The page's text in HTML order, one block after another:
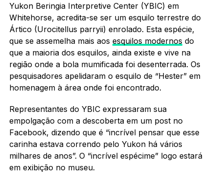
Yukon Beringia Interpretive Center (YBIC) em
Whitehorse, acredita-se ser um esquilo terrestre do
Ártico (Urocitellus parryii) enrolado. Esta espécie,
que se assemelha mais aos esquilos modernos do
que a maioria dos esquilos, ainda existe e vive na
região onde a bola mumificada foi desenterrada. Os
pesquisadores apelidaram o esquilo de “Hester” em
homenagem à área onde foi encontrado.
Representantes do YBIC expressaram sua
empolgação com a descoberta em um post no
Facebook, dizendo que é “incrível pensar que esse
carinha estava correndo pelo Yukon há vários
milhares de anos”. O “incrível espécime” logo estará
em exibição no museu.